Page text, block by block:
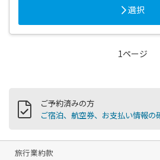
選択
1ページ
ご予約済みの方
ご宿泊、航空券、お支払い情報の
旅行業約款